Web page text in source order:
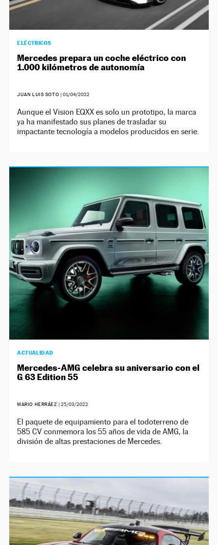
ELÉCTRICOS
Mercedes prepara un coche eléctrico con
1.000 kilómetros de autonomía
JUAN LUIS SOTO | 01/04/2022
Aunque el Vision EQXX es solo un prototipo, la marca
ya ha manifestado sus planes de trasladar su
impactante tecnología a modelos producidos en serie.
ACTUALIDAD
Mercedes-AMG celebra su aniversario con el
G 63 Edition 55
MARIO HERRÁEZ |25/03/2022
El paquete de equipamiento para el todoterreno de
585 CV conmemora los 55 años de vida de AMG, la
división de altas prestaciones de Mercedes.